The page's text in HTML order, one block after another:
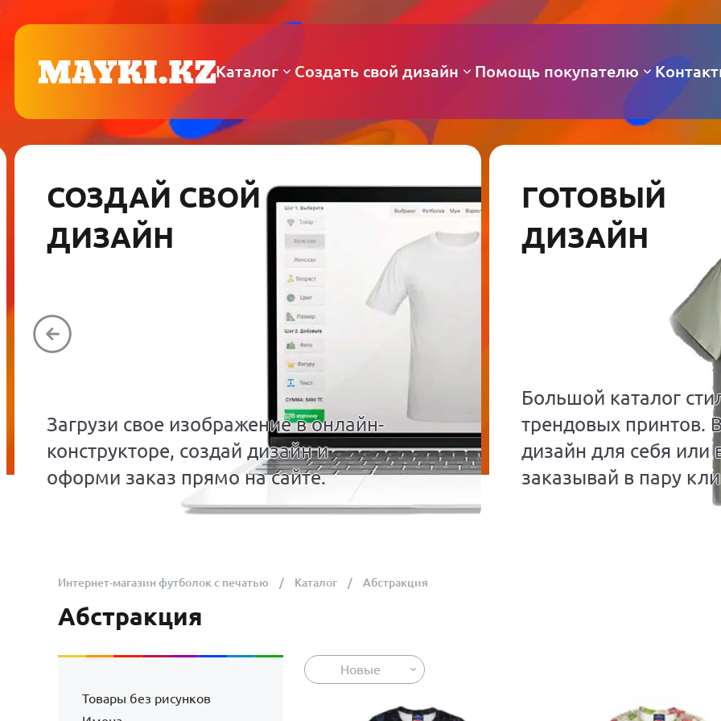
Каталог Создать свой дизайн Помощь покупателю
СОЗДАЙ СВОЙ
ДИЗАЙН
Загрузи свое изображение в онлайн-
конструкторе, создай дизайн и
оформи заказ прямо на сайте.
ГОТОВЫЙ
ДИЗАЙН
Большой каталог
трендовых принтов.
дизайн для себя или
заказывай в пару
Интернет-магазин футболок с печатью Каталог Абстракция
Абстракция
Товары без рисунков
Новые